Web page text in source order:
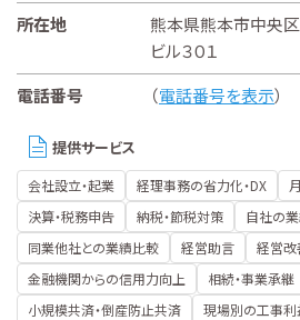
所在地
熊本県熊本市中央
ビル３０１
電話番号
（電話番号を表示）
提供サービス
会社設立・起業 経理事務の省力化・DX
決算・税務申告
納税・節税対策 自社の
同業他社との業績比較
経営助言
経営
金融機関からの信用力向上
相続・事業承継
小規模共済・倒産防止共済
現場別の工事利